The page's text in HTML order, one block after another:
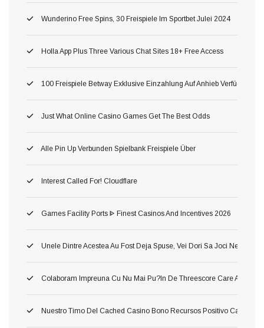
Wunderino Free Spins, 30 Freispiele Im Sportbet Julei 2024
Holla App Plus Three Various Chat Sites 18+ Free Access
100 Freispiele Betway Exklusive Einzahlung Auf Anhieb Verfügbar
Just What Online Casino Games Get The Best Odds
Alle Pin Up Verbunden Spielbank Freispiele Über
Interest Called For! Cloudflare
Games Facility Ports ᐈ Finest Casinos And Incentives 2026
Unele Dintre Acestea Au Fost Deja Spuse, Vei Dori Sa Joci
Colaboram Impreuna Cu Nu Mai Pu?in De Threescore Care Au
Nuestro Timo Del Cached Casino Bono Recursos Positivo Carente